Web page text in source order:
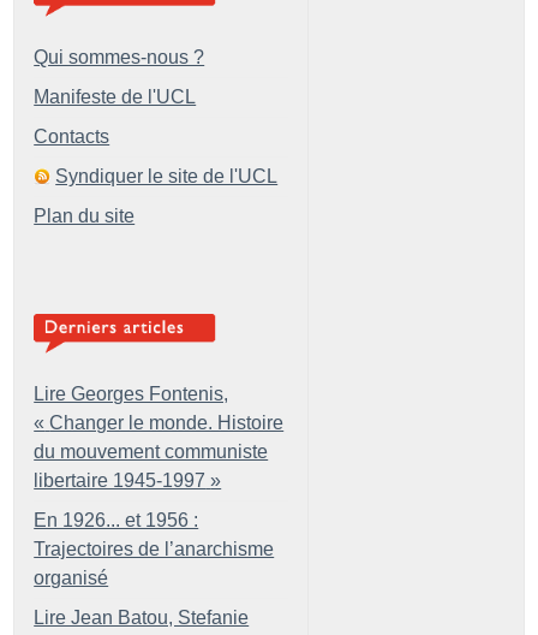
Qui sommes-nous ?
Manifeste de l'UCL
Contacts
Syndiquer le site de l'UCL
Plan du site
Lire Georges Fontenis,
« Changer le monde. Histoire
du mouvement communiste
libertaire 1945-1997 »
En 1926... et 1956 :
Trajectoires de l’anarchisme
organisé
Lire Jean Batou, Stefanie